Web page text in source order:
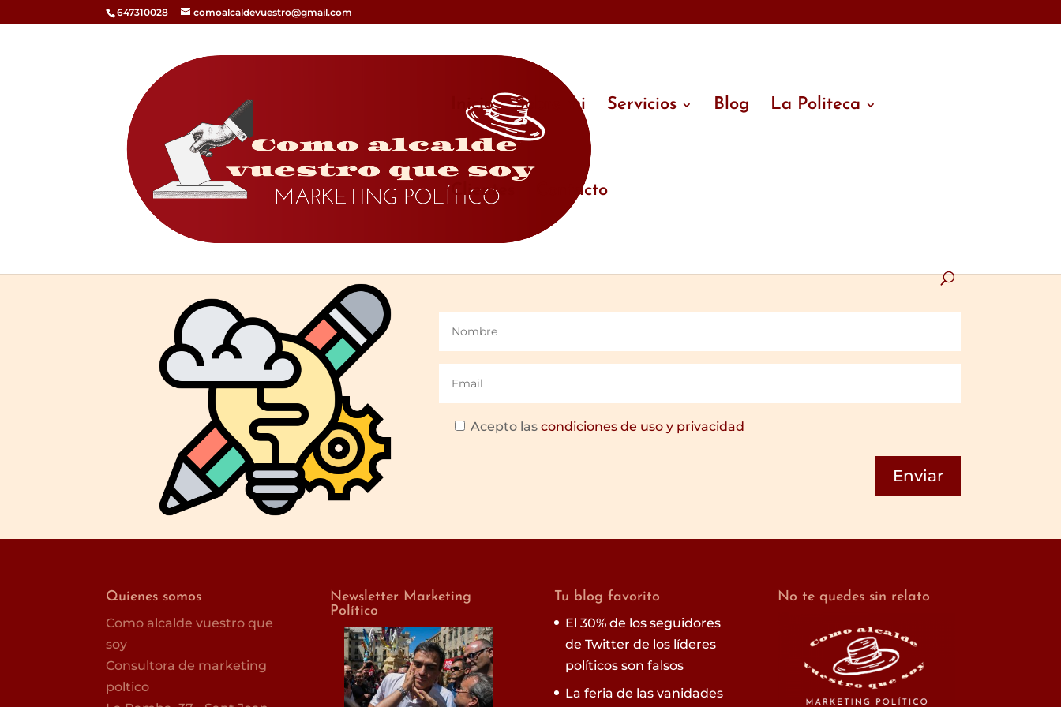
647310028 comoalcaldevuestro@gmail.com
Inicio Sobre mi Servicios Blog La Politeca
Clientes Contacto
Acepto las condiciones de uso y privacidad
Quienes somos
Como alcalde vuestro que
soy
Consultora de marketing
poltico
Newsletter Marketing
Político
Tu blog favorito
El 30% de los seguidores
de Twitter de los líderes
políticos son falsos
La feria de las vanidades
No te quedes sin relato